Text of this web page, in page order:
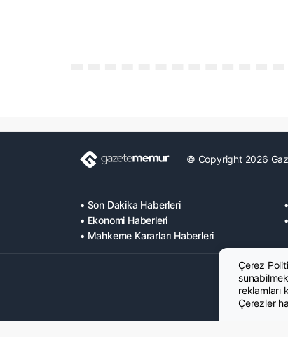
© Copyright 2026
• Son Dakika Haberleri
• Ekonomi Haberleri
• Mahkeme Kararları Haberleri
Çerez
reklamları
Çerezler